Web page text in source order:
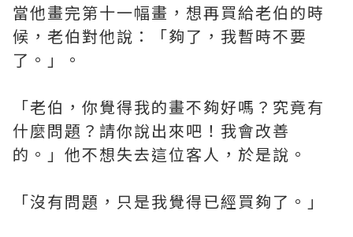
當他畫完第十一幅畫，想再買給老伯的時
候，老伯對他說：「夠了，我暫時不要
了。」。
「老伯，你覺得我的畫不夠好嗎？究竟有
什麼問題？請你說出來吧！我會改善
的。」他不想失去這位客人，於是說。
「沒有問題，只是我覺得已經買夠了。」